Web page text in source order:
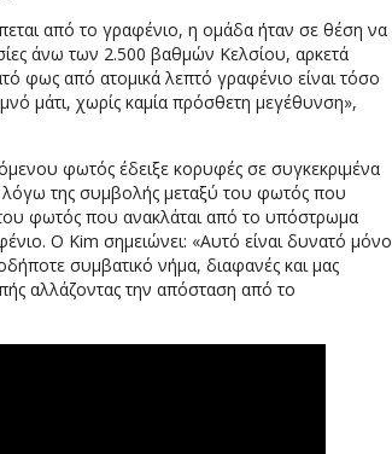
από το γραφένιο, η ομάδα ήταν σε θέση να
άνω των 2.500 βαθμών Κελσίου, αρκετά
φως από ατομικά λεπτό γραφένιο είναι τόσο
μάτι, χωρίς καμία πρόσθετη μεγέθυνση»,
φωτός έδειξε κορυφές σε συγκεκριμένα
της συμβολής μεταξύ του φωτός που
φωτός που ανακλάται από το υπόστρωμα
Ο Kim σημειώνει: «Αυτό είναι δυνατό μόνο
συμβατικό νήμα, διαφανές και μας
αλλάζοντας την απόσταση από το